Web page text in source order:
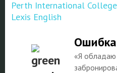
Perth International
Lexis English
«Я